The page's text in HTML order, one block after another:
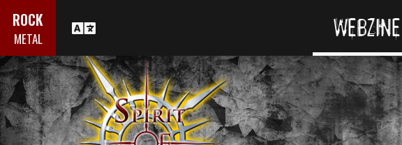
ROCK
METAL WEBZINE